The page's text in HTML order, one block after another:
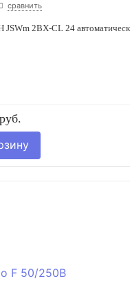
сравнить
JSWm 2BX-CL 24